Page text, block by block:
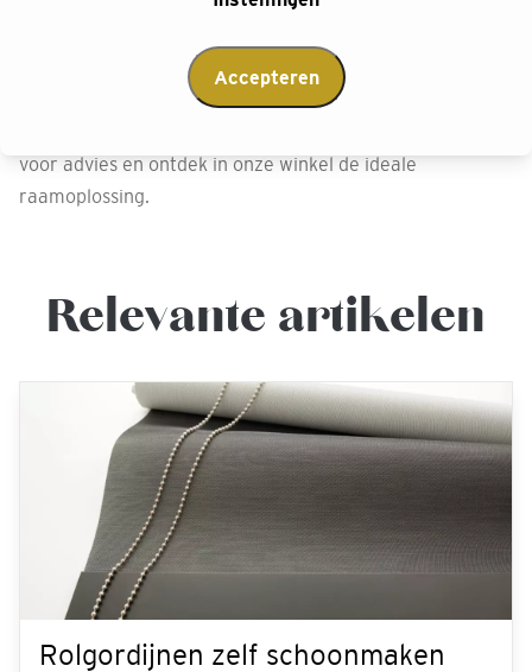
ondoorzichtige lagen voor gewenst licht en privacy.
Ontdek bij Decokay onze diverse collectie, inclusief
voor advies en ontdek in onze winkel de ideale
raamoplossing.
Relevante artikelen
Rolgordijnen zelf schoonmaken
Accepteren